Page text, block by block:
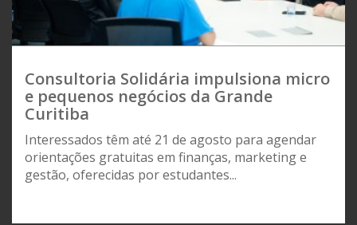
Consultoria Solidária impulsiona micro
e pequenos negócios da Grande
Curitiba
Interessados têm até 21 de agosto para agendar
orientações gratuitas em finanças, marketing e
gestão, oferecidas por estudantes...